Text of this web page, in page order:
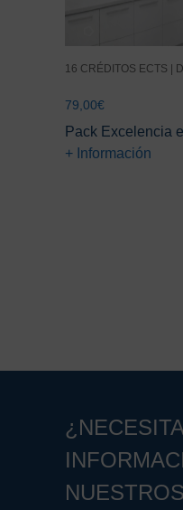
16 CRÉDITOS ECTS |
79,00€
Pack Excelencia
+ Información